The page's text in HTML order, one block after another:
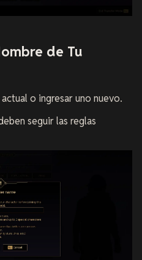
de Tu
o ingresar uno nuevo.
seguir las reglas